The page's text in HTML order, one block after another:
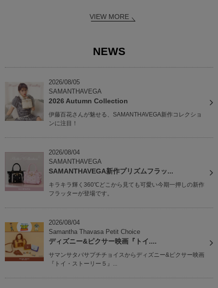
VIEW MORE
NEWS
2026/08/05
SAMANTHAVEGA
2026 Autumn Collection
伊藤百花さんが魅せる、SAMANTHAVEGA新作コレクショ
ンに注目！
2026/08/04
SAMANTHAVEGA
SAMANTHAVEGA新作プリズムフラッ...
キラキラ輝く360℃どこから見ても可愛い今期一押しの新作
フラッターが登場です。
2026/08/04
Samantha Thavasa Petit Choice
ディズニー&ピクサー映画『トイ....
サマンサタバサプチチョイスからディズニー&ピクサー映画
『トイ・ストーリー５』...